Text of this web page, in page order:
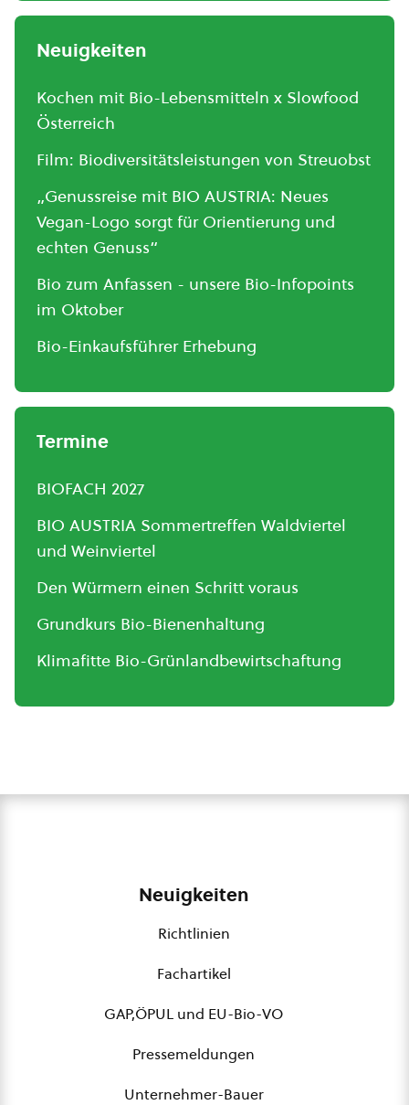
Neuigkeiten
Kochen mit Bio-Lebensmitteln x Slowfood
Österreich
Film: Biodiversitätsleistungen von Streuobst
„Genussreise mit BIO AUSTRIA: Neues
Vegan-Logo sorgt für Orientierung und
echten Genuss“
Bio zum Anfassen - unsere Bio-Infopoints
im Oktober
Bio-Einkaufsführer Erhebung
Termine
BIOFACH 2027
BIO AUSTRIA Sommertreffen Waldviertel
und Weinviertel
Den Würmern einen Schritt voraus
Grundkurs Bio-Bienenhaltung
Klimafitte Bio-Grünlandbewirtschaftung
Neuigkeiten
Richtlinien
Fachartikel
GAP,ÖPUL und EU-Bio-VO
Pressemeldungen
Unternehmer-Bauer